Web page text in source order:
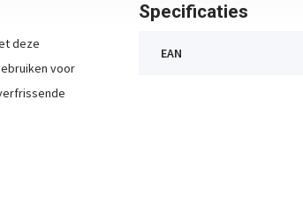
deze
voor
Specificaties
EAN